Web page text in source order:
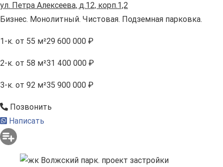
ул. Петра Алексеева, д.12, корп.1,2
Бизнес. Монолитный. Чистовая. Подземная парковка.
1-к. от 55 м²29 600 000 ₽
2-к. от 58 м²31 400 000 ₽
3-к. от 92 м²35 900 000 ₽
Позвонить
Написать